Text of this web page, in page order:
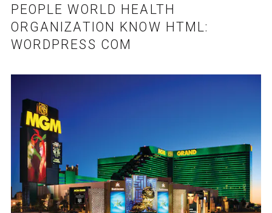
PEOPLE WORLD HEALTH
ORGANIZATION KNOW HTML:
WORDPRESS COM